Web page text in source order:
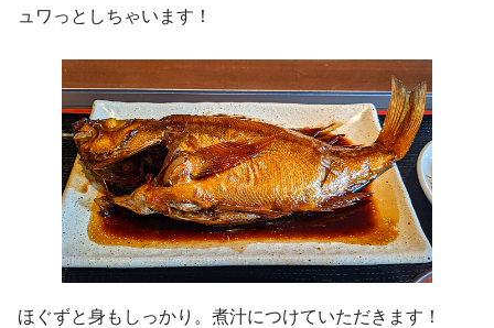
ュワっとしちゃいます！
ほぐずと身もしっかり。煮汁につけていただきます！